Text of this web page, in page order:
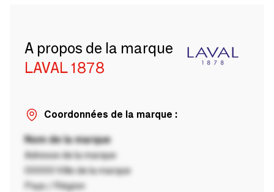
A propos de la marque
LAVAL 1878
Coordonnées de la marque :
Nom de la marque
Adresse de la marque
00000 Ville de la marque
Pays / Région